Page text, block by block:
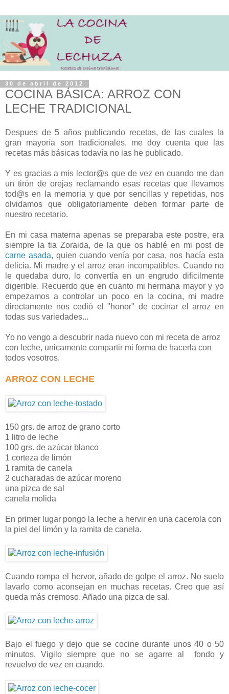
30 de abril de 2012
COCINA BÁSICA: ARROZ CON
LECHE TRADICIONAL
Despues de 5 años publicando recetas, de las cuales la
gran mayoría son tradicionales, me doy cuenta que las
recetas más básicas todavía no las he publicado.
Y es gracias a mis lector@s que de vez en cuando me dan
un tirón de orejas reclamando esas recetas que llevamos
tod@s en la memoria y que por sencillas y repetidas, nos
olvidamos que obligatoriamente deben formar parte de
nuestro recetario.
En mi casa materna apenas se preparaba este postre, era
siempre la tia Zoraida, de la que os hablé en mi post de
carne asada, quien cuando venía por casa, nos hacía esta
delicia. Mi madre y el arroz eran incompatibles. Cuando no
le quedaba duro, lo convertía en un engrudo dificilmente
digerible. Recuerdo que en cuanto mi hermana mayor y yo
empezamos a controlar un poco en la cocina, mi madre
directamente nos cedió el "honor" de cocinar el arroz en
todas sus variedades...
Yo no vengo a descubrir nada nuevo con mi receta de arroz
con leche, unicamente compartir mi forma de hacerla con
todos vosotros.
ARROZ CON LECHE
150 grs. de arroz de grano corto
1 litro de leche
100 grs. de azúcar blanco
1 corteza de limón
1 ramita de canela
2 cucharadas de azúcar moreno
una pizca de sal
canela molida
En primer lugar pongo la leche a hervir en una cacerola con
la piel del limón y la ramita de canela.
Cuando rompa el hervor, añado de golpe el arroz. No suelo
lavarlo como aconsejan en muchas recetas. Creo que así
queda más cremoso. Añado una pizca de sal.
Bajo el fuego y dejo que se cocine durante unos 40 o 50
minutos. Vigilo siempre que no se agarre al fondo y
revuelvo de vez en cuando.